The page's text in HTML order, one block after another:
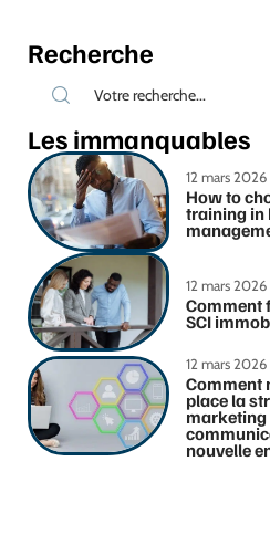
Recherche
Les immanquables
12 mars 2026
How to
training in
12 mars 2026
Comment
SCI
12 mars 2026
Comment
place la
marketing
nouvelle